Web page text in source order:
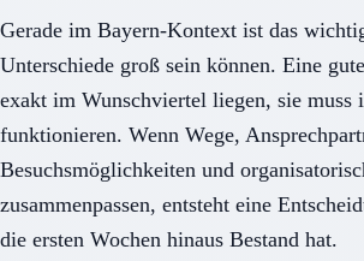
Gerade im Bayern-Kontext ist das
Unterschiede groß sein können. Eine
exakt im Wunschviertel liegen, sie muss
funktionieren. Wenn Wege,
Besuchsmöglichkeiten und
zusammenpassen, entsteht eine
die ersten Wochen hinaus Bestand hat.